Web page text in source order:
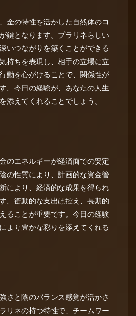
金の特性を活かした自然体のコ
鍵となります。プラリネらしい
いつながりを築くことができる
持ちを表現し、相手の立場に立
動を心がけることで、関係性が
。今日の経験が、あなたの人生
添えてくれることでしょう。
のエネルギーが経済面での安定
の性質により、計画的な資金管
により、経済的な成果を得られ
。衝動的な支出は控え、長期的
ることが重要です。今日の経験
より豊かな彩りを添えてくれる
さと陰のバランス感覚が活かさ
リネの持つ特性で、チームワー